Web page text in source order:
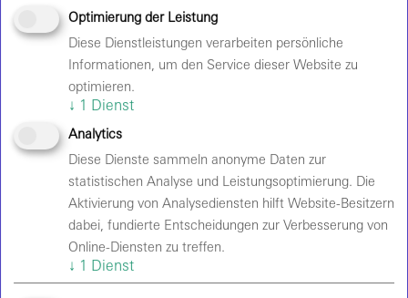
Betriebseinrichtungen und anderen für das Publikum
nicht zugänglichen Bereichen ist ausschließlich
Personen gestattet, die durch entsprechende Ausweise
ausdrücklich legitimiert sind.
TON- UND BILDAUFZEICHNUNG
VERHALTENSREGELN
Optimierung der Leistung
Diese Dienstleistungen verarbeiten persönliche
Informationen, um den Service dieser Website zu
optimieren.
↓ 1 Dienst
Analytics
Diese Dienste sammeln anonyme Daten zur
statistischen Analyse und Leistungsoptimierung. Die
Aktivierung von Analysediensten hilft Website-Besitzern
dabei, fundierte Entscheidungen zur Verbesserung von
Online-Diensten zu treffen.
↓ 1 Dienst